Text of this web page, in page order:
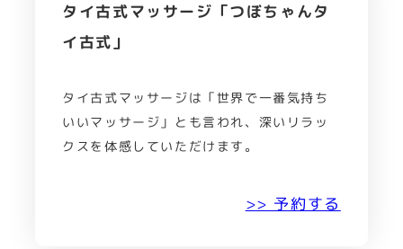
タイ古式マッサージ「つぼちゃんタ
イ古式」
タイ古式マッサージは「世界で一番気持ち
いいマッサージ」とも言われ、深いリラッ
クスを体感していただけます。
>> 予約する